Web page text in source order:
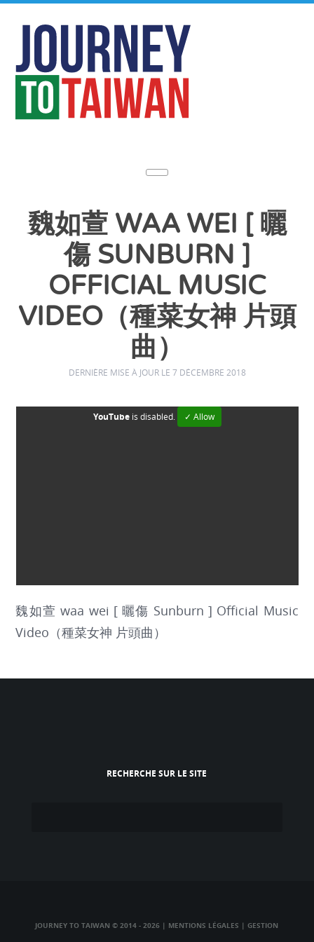
魏如萱 WAA WEI [ 曬
傷 SUNBURN ]
OFFICIAL MUSIC
VIDEO（種菜女神 片頭
曲）
DERNIÈRE MISE À JOUR LE 7 DÉCEMBRE 2018
YouTubeis disabled. ✓ Allow
魏如萱 waa wei [ 曬傷 Sunburn ] Official Music
Video（種菜女神 片頭曲）
RECHERCHE SUR LE SITE
JOURNEY TO TAIWAN © 2014 - 2026 | MENTIONS LÉGALES |GESTION